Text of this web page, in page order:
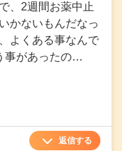
、2週間お薬中止
かないもんだなっ
よくある事なんで
事があったの…
返信する